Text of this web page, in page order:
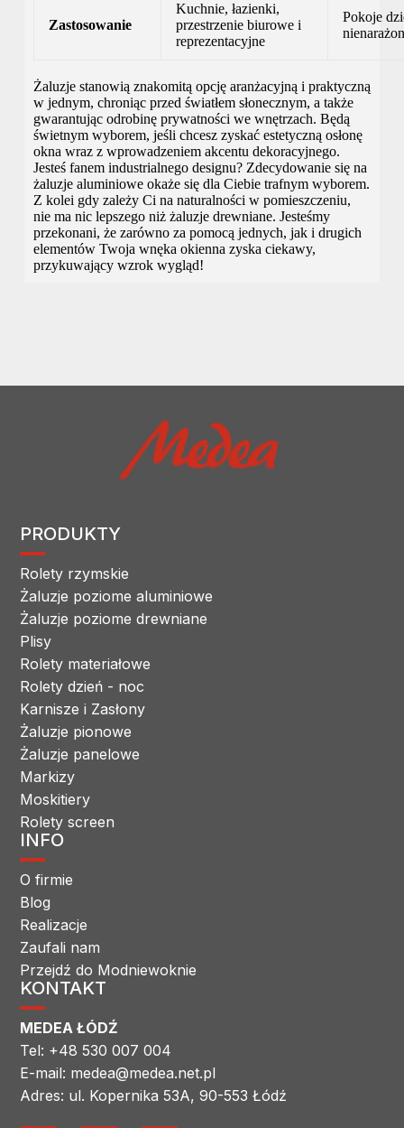
Zastosowanie
Kuchnie, łazienki,
przestrzenie biurowe i
reprezentacyjne
Pokoje
Żaluzje stanowią znakomitą opcję aranżacyjną i praktyczną
w jednym, chroniąc przed światłem słonecznym, a także
gwarantując odrobinę prywatności we wnętrzach. Będą
świetnym wyborem, jeśli chcesz zyskać estetyczną osłonę
okna wraz z wprowadzeniem akcentu dekoracyjnego.
Jesteś fanem industrialnego designu? Zdecydowanie się na
żaluzje aluminiowe okaże się dla Ciebie trafnym wyborem.
Z kolei gdy zależy Ci na naturalności w pomieszczeniu,
nie ma nic lepszego niż żaluzje drewniane. Jesteśmy
przekonani, że zarówno za pomocą jednych, jak i drugich
elementów Twoja wnęka okienna zyska ciekawy,
przykuwający wzrok wygląd!
PRODUKTY
Rolety rzymskie
Żaluzje poziome aluminiowe
Żaluzje poziome drewniane
Plisy
Rolety materiałowe
Rolety dzień - noc
Karnisze i Zasłony
Żaluzje pionowe
Żaluzje panelowe
Markizy
Moskitiery
Rolety screen
INFO
O firmie
Blog
Realizacje
Zaufali nam
Przejdź do Modniewoknie
KONTAKT
MEDEA ŁÓDŹ
Tel: +48 530 007 004
E-mail: medea@medea.net.pl
Adres: ul. Kopernika 53A, 90-553 Łódź